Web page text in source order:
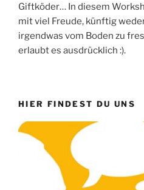
Giftköder… In diesem
mit viel Freude, künftig
irgendwas vom Boden zu
erlaubt es ausdrücklich :).
HIER FINDEST DU UNS